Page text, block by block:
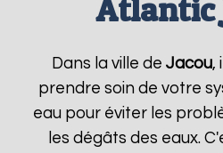
Atlantic
Dans la ville de Jacou,
prendre soin de votre
eau pour éviter les
les dégâts des eaux.